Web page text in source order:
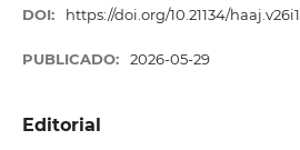
DOI: https://doi.org/10.21134/haaj.v26i1
PUBLICADO: 2026-05-29
Editorial